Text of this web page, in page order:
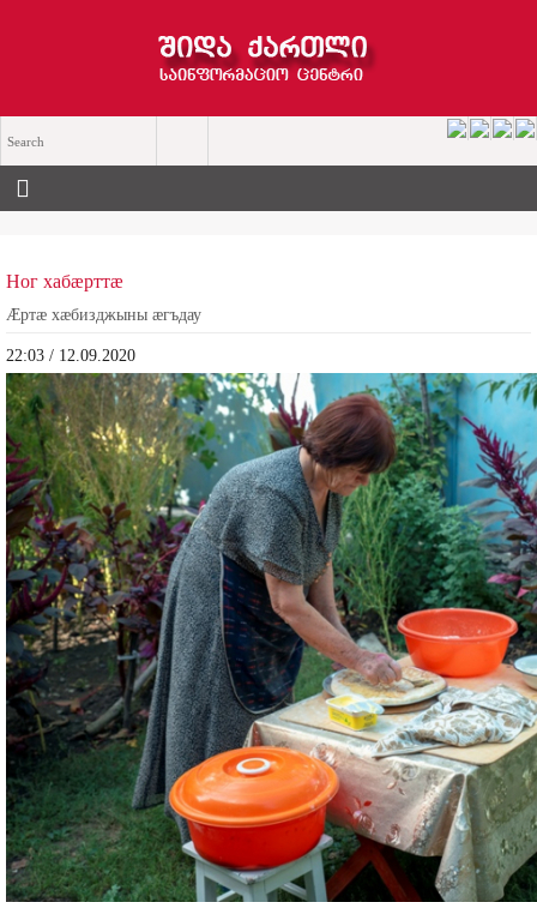
Ног хабæрттæ
Æртæ хæбизджыны æгъдау
22:03 / 12.09.2020